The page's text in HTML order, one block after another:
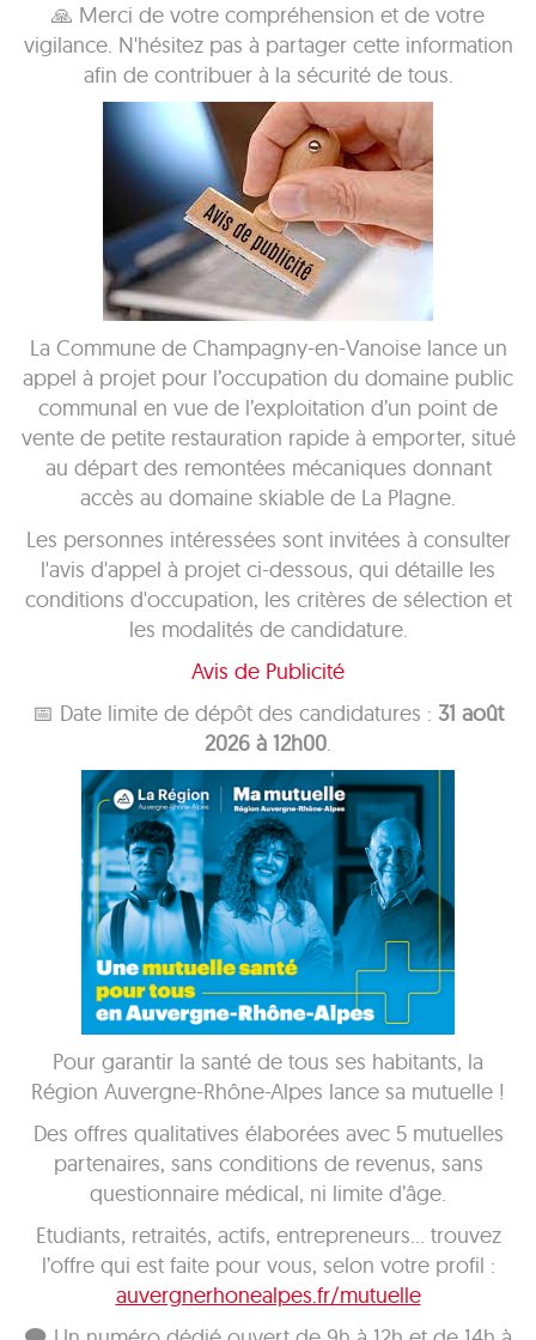
🙏 Merci de votre compréhension et de votre
vigilance. N'hésitez pas à partager cette information
afin de contribuer à la sécurité de tous.
La Commune de Champagny-en-Vanoise lance un
appel à projet pour l’occupation du domaine public
communal en vue de l’exploitation d’un point de
vente de petite restauration rapide à emporter, situé
au départ des remontées mécaniques donnant
accès au domaine skiable de La Plagne.
Les personnes intéressées sont invitées à consulter
l'avis d'appel à projet ci-dessous, qui détaille les
conditions d'occupation, les critères de sélection et
les modalités de candidature.
Avis de Publicité
📅 Date limite de dépôt des candidatures : 31 août
2026 à 12h00.
Pour garantir la santé de tous ses habitants, la
Région Auvergne-Rhône-Alpes lance sa mutuelle !
Des offres qualitatives élaborées avec 5 mutuelles
partenaires, sans conditions de revenus, sans
questionnaire médical, ni limite d’âge.
Etudiants, retraités, actifs, entrepreneurs… trouvez
l’offre qui est faite pour vous, selon votre profil :
auvergnerhonealpes.fr/mutuelle